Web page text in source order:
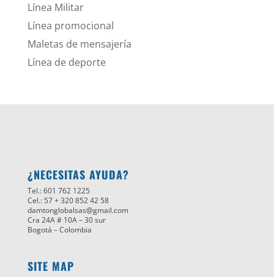
Línea Militar
Línea promocional
Maletas de mensajería
Línea de deporte
¿NECESITAS AYUDA?
Tel.: 601 762 1225
Cel.: 57 + 320 852 42 58
damtonglobalsas@gmail.com
Cra 24A # 10A – 30 sur
Bogotá – Colombia
SITE MAP